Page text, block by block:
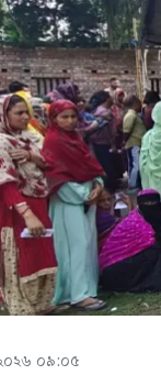
০৯:০৫